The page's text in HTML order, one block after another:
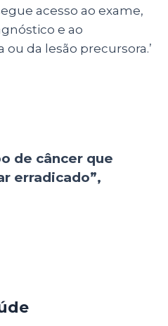
acesso ao exame,
e ao
da lesão precursora.’
de câncer que
erradicado”,